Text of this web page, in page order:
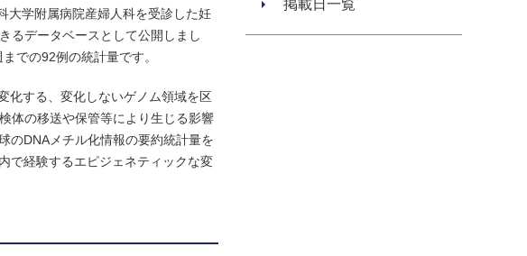
大学附属病院産婦人科を受診した妊
るデータベースとして公開しまし
での92例の統計量です。
化する、変化しないゲノム領域を区
体の移送や保管等により生じる影響
のDNAメチル化情報の要約統計量を
で経験するエピジェネティックな変
掲載日一覧